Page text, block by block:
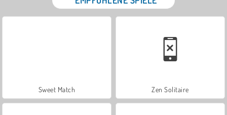
Sweet Match Zen Solitaire